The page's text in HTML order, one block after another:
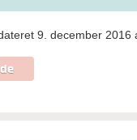
9. december 2016